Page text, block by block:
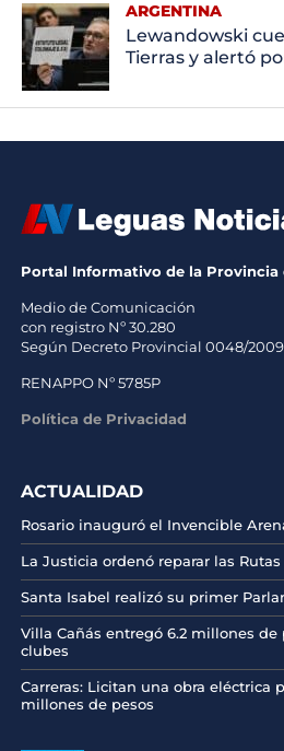
ARGENTINA
Lewandowski
Tierras y alertó
Portal Informativo de la Provincia
Medio de Comunicación
con registro Nº 30.280
Según Decreto Provincial 0048/2009
RENAPPO Nº 5785P
Política de Privacidad
ACTUALIDAD
Rosario inauguró el Invencible
La Justicia ordenó reparar las Rutas
Santa Isabel realizó su primer
Villa Cañás entregó 6.2 millones de
clubes
Carreras: Licitan una obra eléctrica
millones de pesos